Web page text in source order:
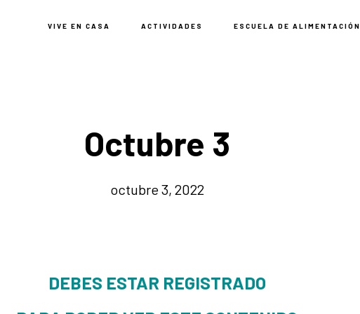
VIVE EN CASA ACTIVIDADES ESCUELA DE ALIMENTACIÓN
Octubre 3
octubre 3, 2022
DEBES ESTAR REGISTRADO